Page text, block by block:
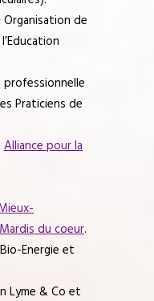
Organisation de
professionnelle
Praticiens de
Alliance pour la
Mardis du coeur.
Bio-Energie et
Lyme & Co et